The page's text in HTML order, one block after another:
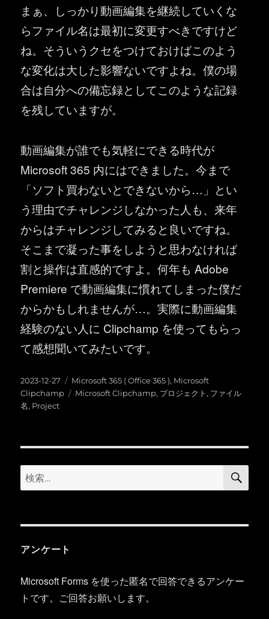
まぁ、しっかり動画編集を継続していくな
らファイル名は最初に変更すべきですけど
ね。そういうクセをつけておけばこのよう
な変化は大した影響ないですよね。僕の場
合は自分への備忘録としてこのような記録
を残していますが。
動画編集が誰でも気軽にできる時代が
Microsoft 365 内にはできました。今まで
「ソフト買わないとできないから…」とい
う理由でチャレンジしなかった人も、来年
からはチャレンジしてみると良いですね。
そこまで凝った事をしようと思わなければ
割と操作は直感的ですよ。何年も Adobe
Premiere で動画編集に慣れてしまった僕だ
からかもしれませんが…。実際に動画編集
経験のない人に Clipchamp を使ってもらっ
て感想聞いてみたいです。
投
稿
日:
2023-12-27
カ
テ
Microsoft 365 ( Office 365 ), Microsoft
Clipchamp
タ
Microsoft Clipchamp, プロジェクト , ファイル
名, Project
検
索:
検
アンケート
Microsoft Forms を使った匿名で回答できるアンケー
トです。ご回答お願いします。